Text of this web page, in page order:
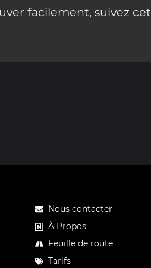
facilement, suivez cet
Nous contacter
À Propos
Feuille de route
Tarifs